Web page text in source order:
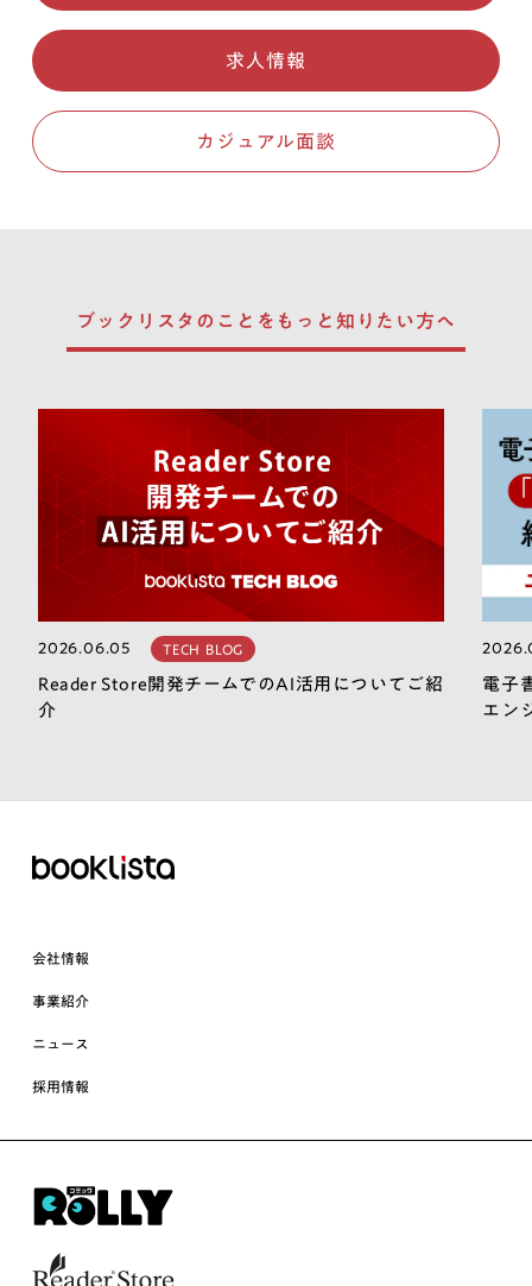
求人情報
カジュアル面談
ブックリスタのことを もっと知りたい方へ
2026.06.05 TECH BLOG
Reader Store開発チームでのAI活用についてご紹
介
電子
エン
会社情報
事業紹介
ニュース
採用情報